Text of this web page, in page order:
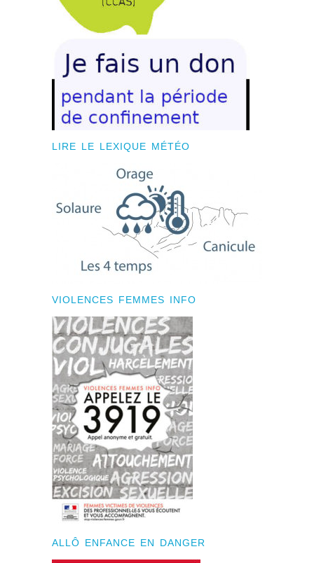
LIRE LE LEXIQUE MÉTÉO
VIOLENCES FEMMES INFO
ALLÔ ENFANCE EN DANGER